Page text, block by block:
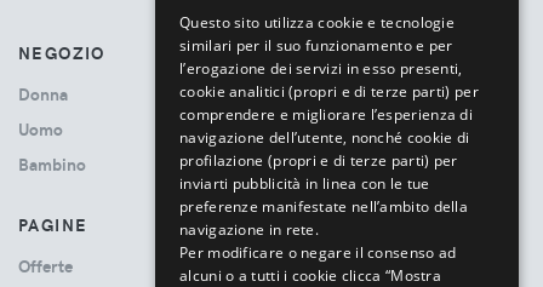
NEGOZIO
Donna
Uomo
Bambino
PAGINE
Offerte
Questo sito utilizza cookie e tecnologie
similari per il suo funzionamento e per
l’erogazione dei servizi in esso presenti,
cookie analitici (propri e di terze parti) per
comprendere e migliorare l’esperienza di
navigazione dell’utente, nonché cookie di
profilazione (propri e di terze parti) per
inviarti pubblicità in linea con le tue
preferenze manifestate nell’ambito della
navigazione in rete.
Per modificare o negare il consenso ad
alcuni o a tutti i cookie clicca “Mostra